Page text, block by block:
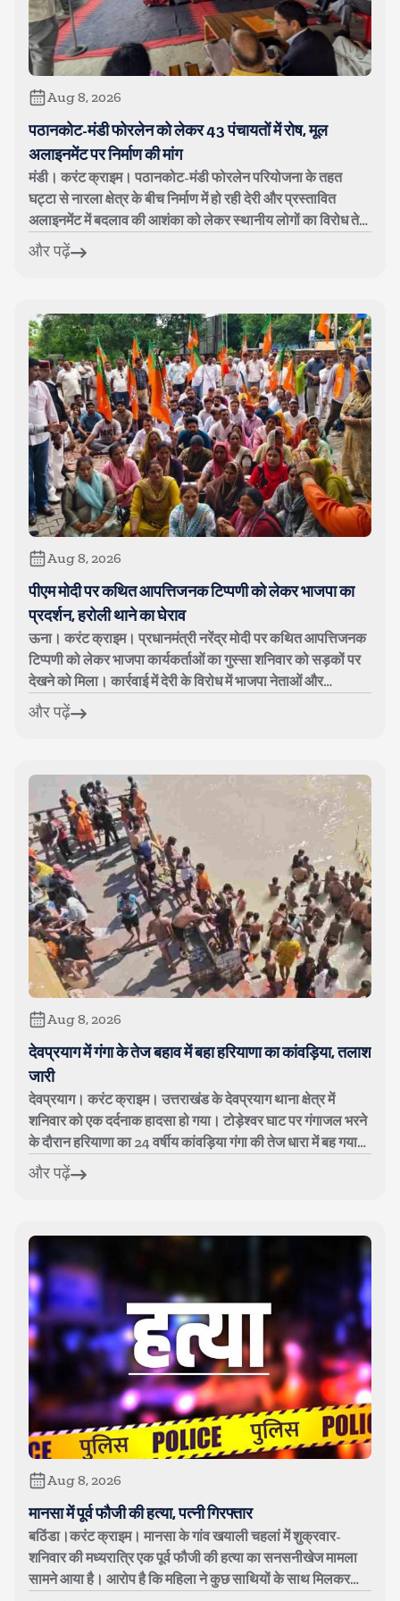
Aug 8, 2026
पठानकोट-मंडी फोरलेन को लेकर 43 पंचायतों में रोष, मूल
अलाइनमेंट पर निर्माण की मांग
मंडी। करंट क्राइम। पठानकोट-मंडी फोरलेन परियोजना के तहत
घट्टा से नारला क्षेत्र के बीच निर्माण में हो रही देरी और प्रस्तावित
अलाइनमेंट में बदलाव की आशंका को लेकर स्थानीय लोगों का विरोध तेज
हो गया है। शन...
और पढ़ें
Aug 8, 2026
पीएम मोदी पर कथित आपत्तिजनक टिप्पणी को लेकर भाजपा का
प्रदर्शन, हरोली थाने का घेराव
ऊना। करंट क्राइम। प्रधानमंत्री नरेंद्र मोदी पर कथित आपत्तिजनक
टिप्पणी को लेकर भाजपा कार्यकर्ताओं का गुस्सा शनिवार को सड़कों पर
देखने को मिला। कार्रवाई में देरी के विरोध में भाजपा नेताओं और
कार्यकर्ताओ...
और पढ़ें
Aug 8, 2026
देवप्रयाग में गंगा के तेज बहाव में बहा हरियाणा का कांवड़िया, तलाश
जारी
देवप्रयाग। करंट क्राइम। उत्तराखंड के देवप्रयाग थाना क्षेत्र में
शनिवार को एक दर्दनाक हादसा हो गया। टोड़ेश्वर घाट पर गंगाजल भरने
के दौरान हरियाणा का 24 वर्षीय कांवड़िया गंगा की तेज धारा में बह गया।
युव...
और पढ़ें
Aug 8, 2026
मानसा में पूर्व फौजी की हत्या, पत्नी गिरफ्तार
बठिंडा।करंट क्राइम। मानसा के गांव खयाली चहलां में शुक्रवार-
शनिवार की मध्यरात्रि एक पूर्व फौजी की हत्या का सनसनीखेज मामला
सामने आया है। आरोप है कि महिला ने कुछ साथियों के साथ मिलकर